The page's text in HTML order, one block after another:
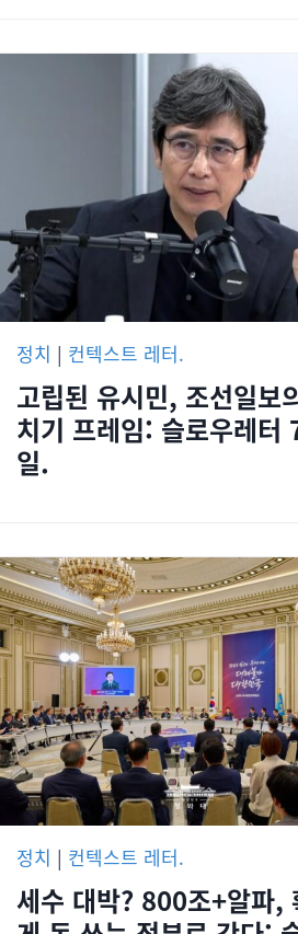
정치 | 컨텍스트 레터.
고립된 유시민, 조선일보
치기 프레임: 슬로우레터
일.
정치 | 컨텍스트 레터.
세수 대박? 800조+알파,